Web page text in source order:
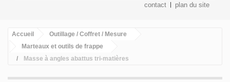
contact plan du site
Accueil
Outillage / Coffret / Mesure
Marteaux et outils de frappe
Masse à angles abattus tri-matières